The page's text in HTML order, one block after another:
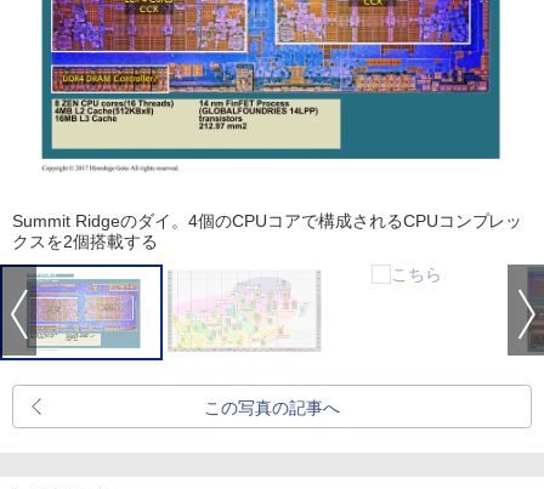
Summit Ridgeのダイ。4個のCPUコアで構成されるCPUコンプレッ
クスを2個搭載する
この写真の記事へ